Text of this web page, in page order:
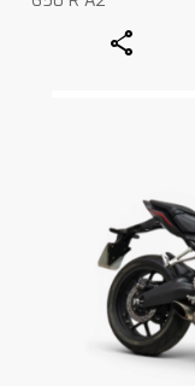
Share